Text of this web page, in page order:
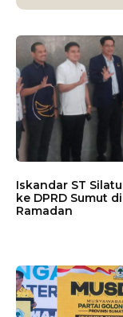
Iskandar ST
ke DPRD Sumut
Ramadan